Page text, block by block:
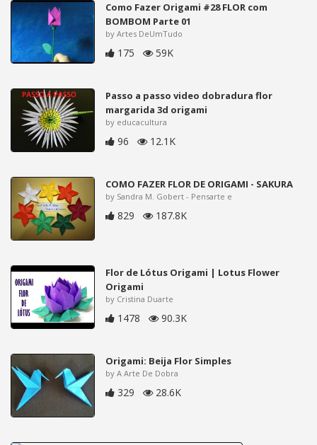
Como Fazer Origami #28 FLOR com
BOMBOM Parte 01
by Artes DeUmTudo
175 59K
Passo a passo video dobradura flor
margarida 3d origami
by educacultura
96 12.1K
COMO FAZER FLOR DE ORIGAMI - SAKURA
by Sandra M. Gobert - Pensarte e
829 187.8K
Flor de Lótus Origami | Lotus Flower
Origami
by Cristina Duarte
1478 90.3K
Origami: Beija Flor Simples
by A Arte De Dobra
329 28.6K